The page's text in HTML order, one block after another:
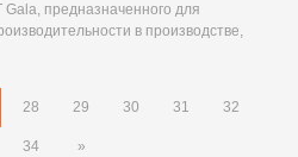
предназначенного для
в производстве,
28 29 30 31 32
34 »